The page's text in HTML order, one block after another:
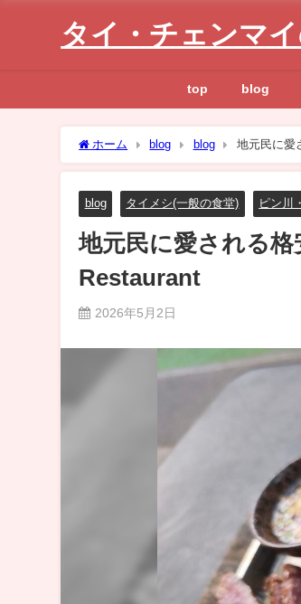
タイ・チェンマ
top blog
ホーム blog blog 地元民に愛
blog タイメシ(一般の食堂) ピン川
地元民に愛される
Restaurant
2026年5月2日